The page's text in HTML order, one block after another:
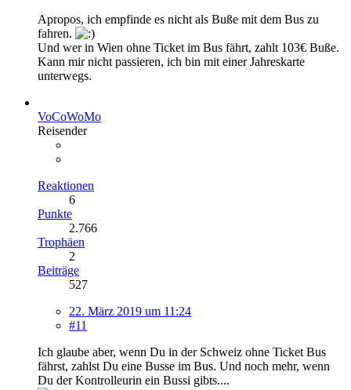
Apropos, ich empfinde es nicht als Buße mit dem Bus zu
fahren.
Und wer in Wien ohne Ticket im Bus fährt, zahlt 103€ Buße.
Kann mir nicht passieren, ich bin mit einer Jahreskarte
unterwegs.
VoCoWoMo
Reisender
Reaktionen
6
Punkte
2.766
Trophäen
2
Beiträge
527
22. März 2019 um 11:24
#11
Ich glaube aber, wenn Du in der Schweiz ohne Ticket Bus
fährst, zahlst Du eine Busse im Bus. Und noch mehr, wenn
Du der Kontrolleurin ein Bussi gibts....